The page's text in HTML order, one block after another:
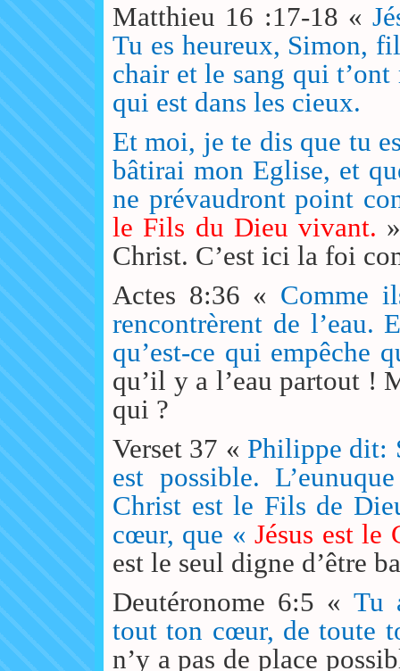
Matthieu 16 :17-18 «
Tu es heureux, Simon,
chair et le sang qui t’ont
qui est dans les cieux.
Et moi, je te dis que tu
bâtirai mon Eglise, et
ne prévaudront point
le Fils du Dieu vivant.
Christ. C’est ici la foi
Actes 8:36 « Comme
rencontrèrent de l’eau.
qu’est-ce qui empêche
qu’il y a l’eau partout !
qui ?
Verset 37 « Philippe dit:
est possible.
Christ est le Fils de
cœur, que «Jésus est
est le seul digne d’être
Deutéronome 6:5 « Tu
tout ton cœur, de toute
n’y a pas de place